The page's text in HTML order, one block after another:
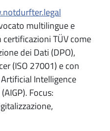
multilingue e
TÜV come
dei Dati (DPO),
(ISO 27001) e con
Intelligence
Focus: